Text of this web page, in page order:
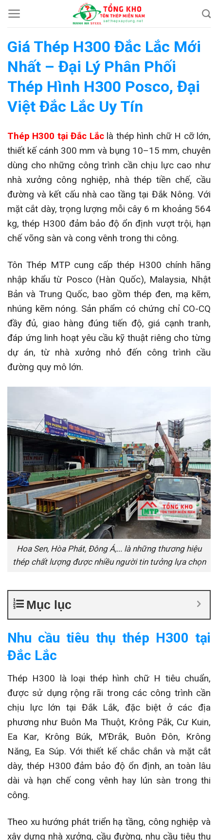
Chuyển
đến
dung
Giá Thép H300 Đắc Lắc Mới
Nhất – Đại Lý Phân Phối
Thép Hình H300 Posco, Đại
Việt Đắc Lắc Uy Tín
Thép H300 tại Đắc Lắclà thép hình chữ H cỡ lớn,
thiết kế cánh 300 mm và bụng 10–15 mm, chuyên
dùng cho những công trình cần chịu lực cao như
nhà xưởng công nghiệp, nhà thép tiền chế, cầu
đường và kết cấu nhà cao tầng tại Đắk Nông. Với
mặt cắt dày, trọng lượng mỗi cây 6 m khoảng 564
kg, thép H300 đảm bảo độ ổn định vượt trội, hạn
chế võng sàn và cong vênh trong thi công.
Tôn Thép MTP cung cấp thép H300 chính hãng
nhập khẩu từ Posco (Hàn Quốc), Malaysia, Nhật
Bản và Trung Quốc, bao gồm thép đen, mạ kẽm,
nhúng kẽm nóng. Sản phẩm có chứng chỉ CO-CQ
đầy đủ, giao hàng đúng tiến độ, giá cạnh tranh,
đáp ứng linh hoạt yêu cầu kỹ thuật riêng cho từng
dự án, từ nhà xưởng nhỏ đến công trình cầu
đường quy mô lớn.
Hoa Sen, Hòa Phát, Đông Á,... là những thương hiệu
thép chất lượng được nhiều người tin tưởng lựa chọn
Mục lục
Nhu cầu tiêu thụ thép H300 tại
Đắc Lắc
Thép H300 là loại thép hình chữ H tiêu chuẩn,
được sử dụng rộng rãi trong các công trình cần
chịu lực lớn tại Đắk Lắk, đặc biệt ở các địa
phương như Buôn Ma Thuột, Krông Pắk, Cư Kuin,
Ea Kar, Krông Búk, M’Đrắk, Buôn Đôn, Krông
Năng, Ea Súp. Với thiết kế chắc chắn và mặt cắt
dày, thép H300 đảm bảo độ ổn định, an toàn lâu
dài và hạn chế cong vênh hay lún sàn trong thi
công.
Theo xu hướng phát triển hạ tầng, công nghiệp và
xây dựng nhà xưởng, cầu đường, nhu cầu tiêu thụ